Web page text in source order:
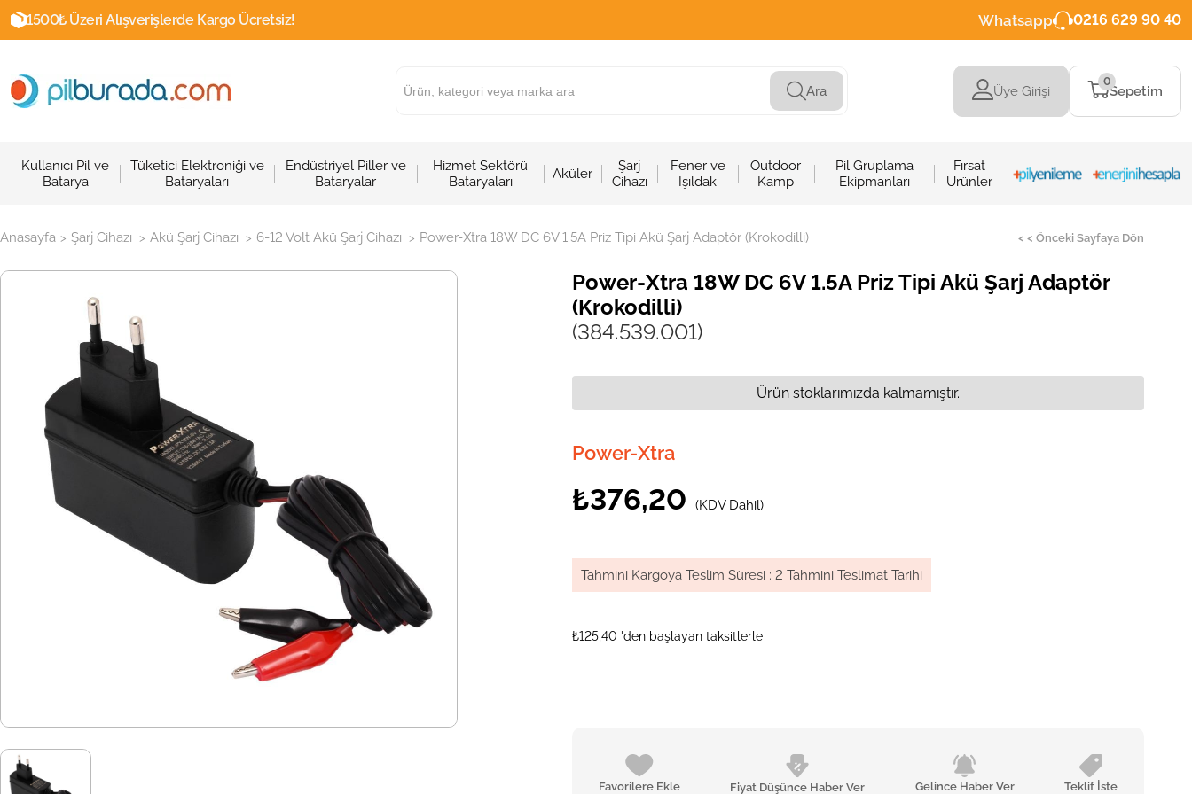
1500₺ Üzeri Alışverişlerde Kargo Ücretsiz! Whatsapp 0216 629 90 40
Ara Üye Girişi Sepetim
0
Kullanıcı Pil ve
Batarya
Tüketici Elektroniği ve
Bataryaları
Endüstriyel Piller ve
Bataryalar
Hizmet Sektörü
Bataryaları
Aküler
Şarj
Cihazı
Fener ve
Işıldak
Outdoor
Kamp
Pil Gruplama
Ekipmanları
Fırsat
Ürünler
Anasayfa > Şarj Cihazı > Akü Şarj Cihazı > 6-12 Volt Akü Şarj Cihazı > Power-Xtra 18W DC 6V 1.5A Priz Tipi Akü Şarj Adaptör (Krokodilli) < < Önceki Sayfaya Dön
Power-Xtra 18W DC 6V 1.5A Priz Tipi Akü Şarj Adaptör
(Krokodilli)
(384.539.001)
Power-Xtra
₺376,20 (KDV Dahil)
Tahmini Kargoya Teslim Süresi : 2 Tahmini Teslimat Tarihi
₺125,40 'den başlayan taksitlerle
Favorilere Ekle Fiyat Düşünce Haber Ver Gelince Haber Ver Teklif İste
Ürün stoklarımızda kalmamıştır.